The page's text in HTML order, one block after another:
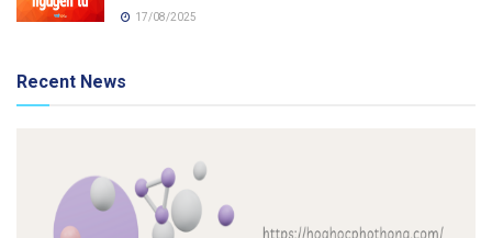
17/08/2025
Recent News